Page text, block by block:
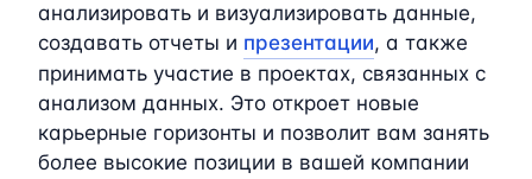
анализировать и визуализировать данные,
создавать отчеты и презентации, а также
принимать участие в проектах, связанных с
анализом данных. Это откроет новые
карьерные горизонты и позволит вам занять
более высокие позиции в вашей компании